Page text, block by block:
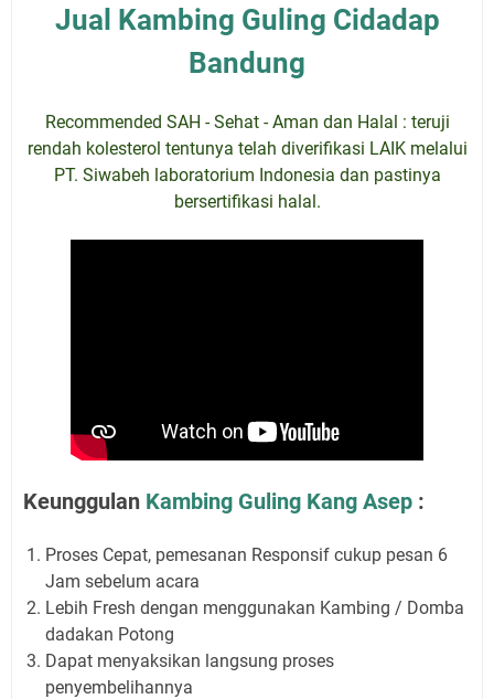
Jual Kambing Guling Cidadap
Bandung
Recommended SAH - Sehat - Aman dan Halal : teruji
rendah kolesterol tentunya telah diverifikasi LAIK melalui
PT. Siwabeh laboratorium Indonesia dan pastinya
bersertifikasi halal.
Keunggulan Kambing Guling Kang Asep :
Proses Cepat, pemesanan Responsif cukup pesan 6
Jam sebelum acara
Lebih Fresh dengan menggunakan Kambing / Domba
dadakan Potong
Dapat menyaksikan langsung proses
penyembelihannya